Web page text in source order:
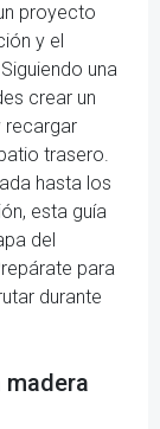
proyecto
y el
una
crear un
recargar
trasero.
hasta los
esta guía
del
para
durante
madera